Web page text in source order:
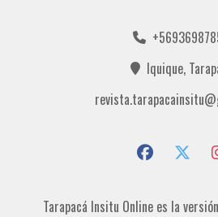
Tarapacá Insitu Online es la
Iquique,